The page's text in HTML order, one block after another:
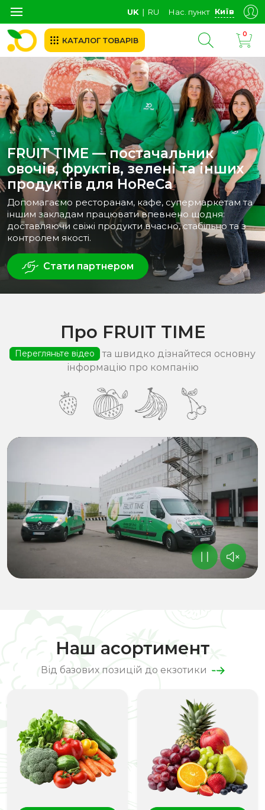
UK ∣ RU Нас. пункт Київ
КАТАЛОГ ТОВАРІВ
0
FRUIT TIME — постачальник
овочів, фруктів, зелені та інших
продуктів для HoReCa
Допомагаємо ресторанам, кафе, супермаркетам та
іншим закладам працювати впевнено щодня:
доставляючи свіжі продукти вчасно, стабільно та з
контролем якості.
Стати партнером
Про FRUIT TIME
Перегляньте відео
та швидко дізнайтеся основну
інформацію про компанію
Наш асортимент
Від базових позицій до екзотики